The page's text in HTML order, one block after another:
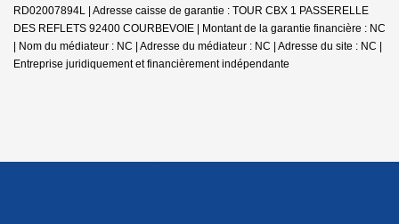
RD02007894L | Adresse caisse de garantie : TOUR CBX 1 PASSERELLE
DES REFLETS 92400 COURBEVOIE | Montant de la garantie financière : NC
| Nom du médiateur : NC | Adresse du médiateur : NC | Adresse du site : NC |
Entreprise juridiquement et financièrement indépendante